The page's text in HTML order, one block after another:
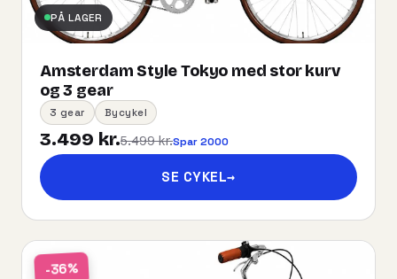
PÅ LAGER
Amsterdam Style Tokyo med stor kurv
og 3 gear
3 gear Bycykel
3.499 kr.5.499 kr.Spar 2000
SE CYKEL→
-36%